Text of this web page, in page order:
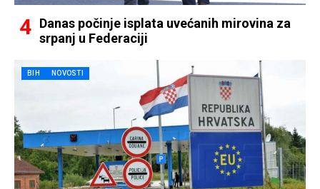
Danas počinje isplata uvećanih mirovina za
srpanj u Federaciji
BIH NOVOSTI